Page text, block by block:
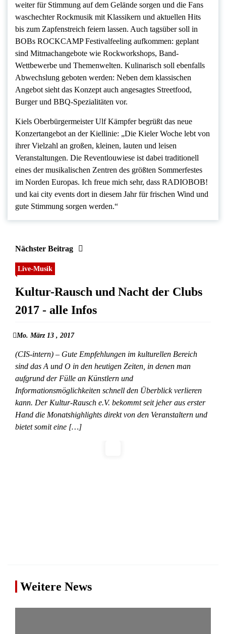
weiter für Stimmung auf dem Gelände sorgen und die Fans
waschechter Rockmusik mit Klassikern und aktuellen Hits
bis zum Zapfenstreich feiern lassen. Auch tagsüber soll in
BOBs ROCKCAMP Festivalfeeling aufkommen: geplant
sind Mitmachangebote wie Rockworkshops, Band-
Wettbewerbe und Themenwelten. Kulinarisch soll ebenfalls
Abwechslung geboten werden: Neben dem klassischen
Angebot sieht das Konzept auch angesagtes Streetfood,
Burger und BBQ-Spezialitäten vor.
Kiels Oberbürgermeister Ulf Kämpfer begrüßt das neue
Konzertangebot an der Kiellinie: „Die Kieler Woche lebt von
ihrer Vielzahl an großen, kleinen, lauten und leisen
Veranstaltungen. Die Reventlouwiese ist dabei traditionell
eines der musikalischen Zentren des größten Sommerfestes
im Norden Europas. Ich freue mich sehr, dass RADIOBOB!
und kai city events dort in diesem Jahr für frischen Wind und
gute Stimmung sorgen werden.“
Nächster Beitrag
Live-Musik
Kultur-Rausch und Nacht der Clubs
2017 - alle Infos
Mo. März 13 , 2017
(CIS-intern) – Gute Empfehlungen im kulturellen Bereich
sind das A und O in den heutigen Zeiten, in denen man
aufgrund der Fülle an Künstlern und
Informationsmöglichkeiten schnell den Überblick verlieren
kann. Der Kultur-Rausch e.V. bekommt seit jeher aus erster
Hand die Monatshighlights direkt von den Veranstaltern und
bietet somit eine […]
Weitere News